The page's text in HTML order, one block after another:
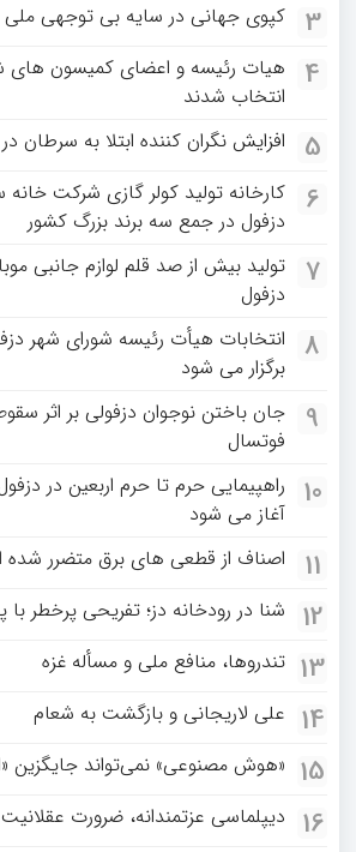
3 کپوی جهانی در سایه بی توجهی ملی
4
هیات رئیسه و اعضای کمیسون های
انتخاب شدند
5 افزایش نگران کننده ابتلا به سرطان
6
کارخانه تولید کولر گازی شرکت
دزفول در جمع سه برند بزرگ کشور
7
تولید بیش از صد قلم لوازم جانبی
دزفول
8
انتخابات هیأت رئیسه شورای شهر
برگزار می شود
9
جان باختن نوجوان دزفولی بر اثر
فوتسال
10
آغاز می شود
11 اصناف از قطعی های برق متضرر شده
12 شنا در رودخانه دز؛ تفریحی پرخطر با
13 تندروها، منافع ملی و مسأله غزه
14 علی لاریجانی و بازگشت به شعام
15 «هوش مصنوعی» نمی‌تواند جایگزین
16 دیپلماسی عزتمندانه، ضرورت عقلانیت